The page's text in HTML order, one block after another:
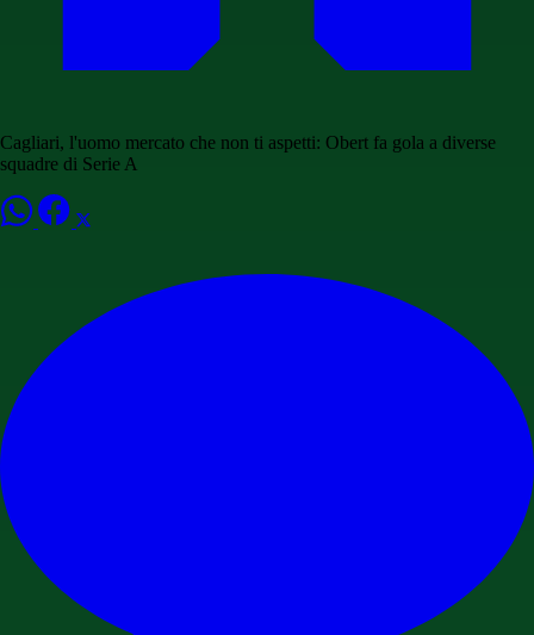
Cagliari, l'uomo mercato che non ti aspetti: Obert fa gola a diverse
squadre di Serie A